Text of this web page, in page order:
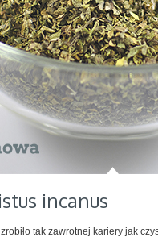
incanus
tak zawrotnej kariery jak